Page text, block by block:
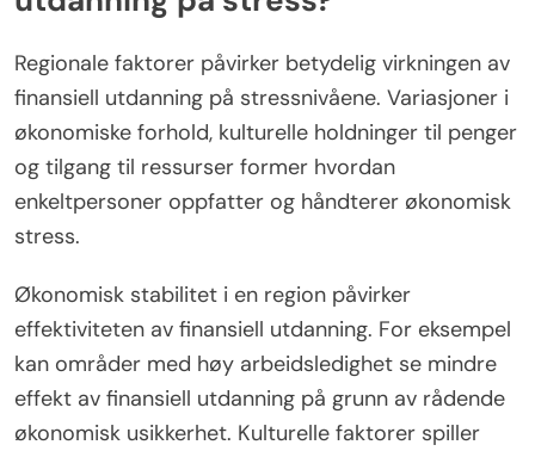
Regionale faktorer påvirker betydelig virkningen av
finansiell utdanning på stressnivåene. Variasjoner i
økonomiske forhold, kulturelle holdninger til penger
og tilgang til ressurser former hvordan
enkeltpersoner oppfatter og håndterer økonomisk
stress.
Økonomisk stabilitet i en region påvirker
effektiviteten av finansiell utdanning. For eksempel
kan områder med høy arbeidsledighet se mindre
effekt av finansiell utdanning på grunn av rådende
økonomisk usikkerhet. Kulturelle faktorer spiller